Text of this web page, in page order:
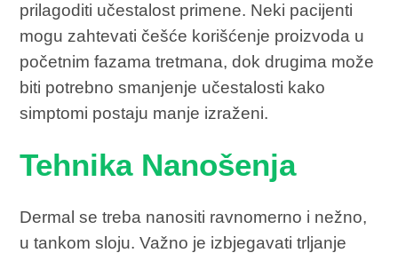
prilagoditi učestalost primene. Neki pacijenti
mogu zahtevati češće korišćenje proizvoda u
početnim fazama tretmana, dok drugima može
biti potrebno smanjenje učestalosti kako
simptomi postaju manje izraženi.
Tehnika Nanošenja
Dermal se treba nanositi ravnomerno i nežno,
u tankom sloju. Važno je izbjegavati trljanje